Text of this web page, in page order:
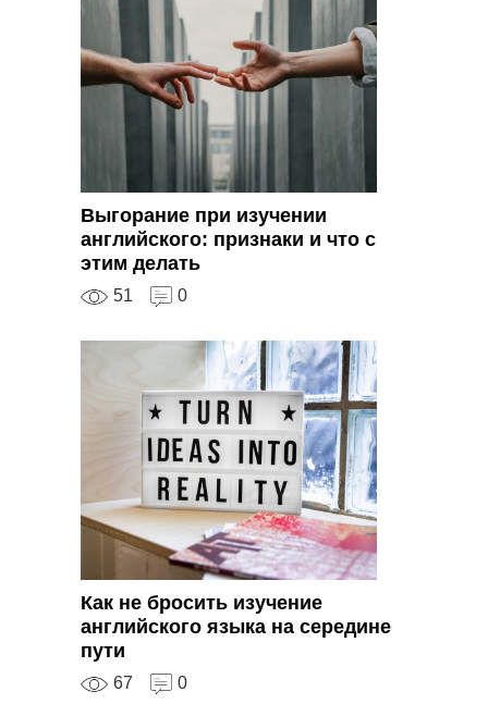
Выгорание при изучении
английского: признаки и что с
этим делать
51 0
Как не бросить изучение
английского языка на середине
пути
67 0